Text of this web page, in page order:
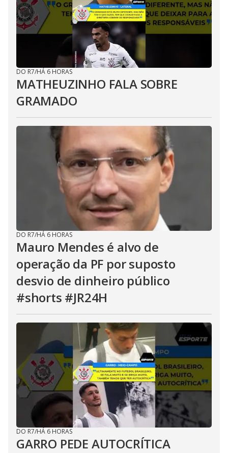
DO R7/HÁ 6 HORAS
MATHEUZINHO FALA SOBRE
GRAMADO
DO R7/HÁ 6 HORAS
Mauro Mendes é alvo de
operação da PF por suposto
desvio de dinheiro público
#shorts #JR24H
DO R7/HÁ 6 HORAS
GARRO PEDE AUTOCRÍTICA